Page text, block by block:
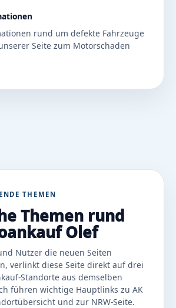
rund um defekte Fahrzeuge
Seite zum Motorschaden
THEMEN
Themen rund
Olef
Nutzer die neuen Seiten
verlinkt diese Seite direkt auf drei
Standorte aus demselben
führen wichtige Hauptlinks zu AK
und zur NRW-Seite.